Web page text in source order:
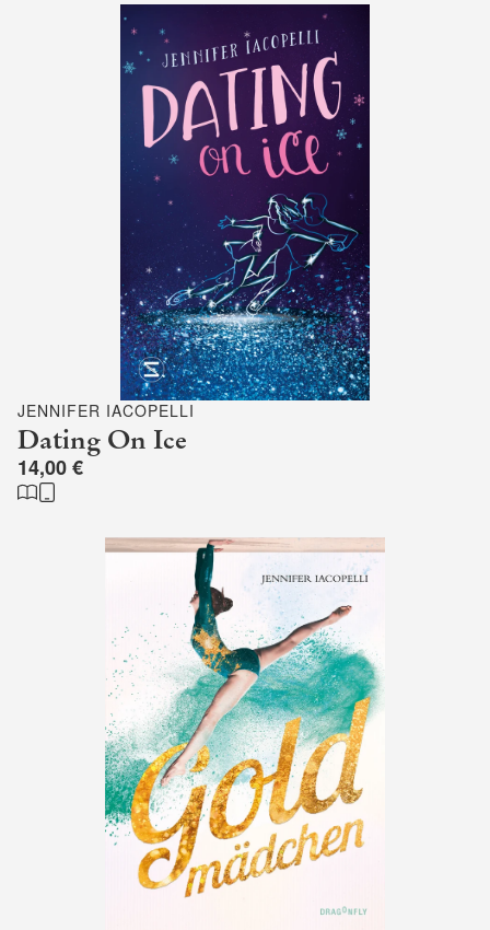
JENNIFER IACOPELLI
Dating On Ice
14,00 €